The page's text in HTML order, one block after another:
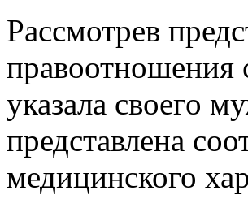
Рассмотрев
правоотношения
указала своего
представлена
медицинского